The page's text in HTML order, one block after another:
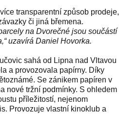
transparentní způsob prodeje,
či jiná břemena.
na Dvorečné jsou součástí
uzavírá Daniel Hovorka.
sahá od Lipna nad Vltavou
a provozovala papírny. Díky
Se zánikem papíren v
nové tržní podmínky. S ohledem
příležitostí, nejenom
Provozuje vlastní kinoklub a